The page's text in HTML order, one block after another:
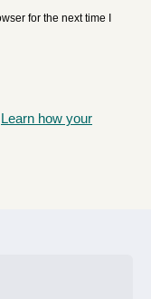
for the next time I
Learn how your